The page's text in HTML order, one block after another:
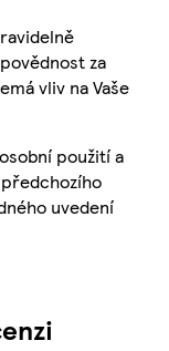
za
vliv na Vaše
použití a
uvedení